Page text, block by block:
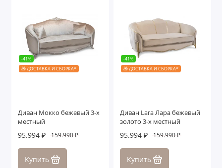
-41%
🎁 ДОСТАВКА И СБОРКА*
Диван Мокко бежевый 3-х
местный
95.994 ₽ 159.990 ₽
Купить
-41%
🎁 ДОСТАВКА И СБОРКА*
Диван Lara Лара бежевый
золото 3-х местный
95.994 ₽ 159.990 ₽
Купить